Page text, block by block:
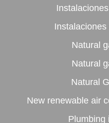
Instalaciones
Natural
Natural
Natural
New renewable air
Plumbing